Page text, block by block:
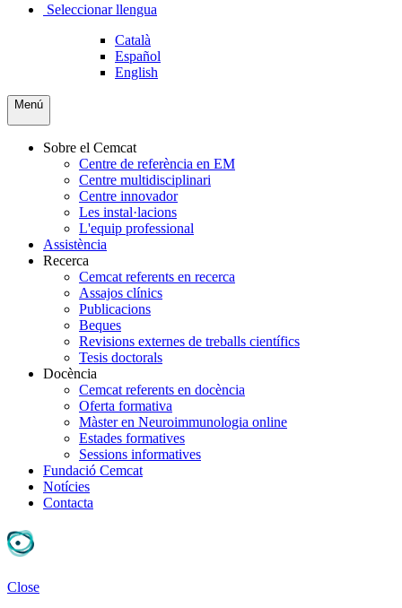
Seleccionar llengua
Català
Español
English
Menú
Sobre el Cemcat
Centre de referència en EM
Centre multidisciplinari
Centre innovador
Les instal·lacions
L'equip professional
Assistència
Recerca
Cemcat referents en recerca
Assajos clínics
Publicacions
Beques
Revisions externes de treballs científics
Tesis doctorals
Docència
Cemcat referents en docència
Oferta formativa
Màster en Neuroimmunologia online
Estades formatives
Sessions informatives
Fundació Cemcat
Notícies
Contacta
Close